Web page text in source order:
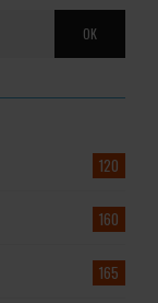
120
160
165